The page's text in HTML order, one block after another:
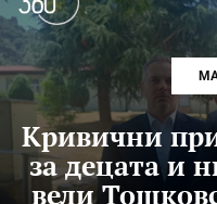
Кривични
за децата и
вели